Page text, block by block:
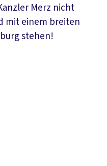
Merz nicht
mit einem breiten
stehen!